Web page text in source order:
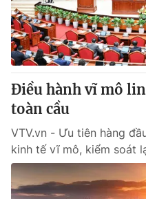
Điều hành vĩ mô
toàn cầu
VTV.vn - Ưu tiên hàng
kinh tế vĩ mô, kiểm soát